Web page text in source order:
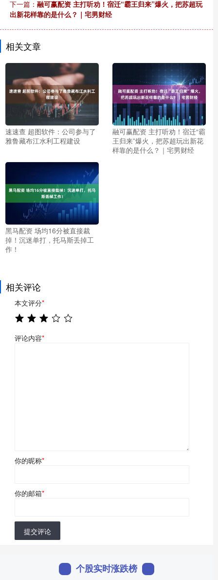
下一篇： 融可赢配资 主打听劝！宿迁“霸王归来”爆火，把苏超玩
出新花样靠的是什么？｜宅男财经
相关文章
速速查 超图软件：公司参与了
雅鲁藏布江水利工程建设
融可赢配资 主打听劝！宿迁“霸
王归来”爆火，把苏超玩出新花
样靠的是什么？｜宅男财经
黑马配资 场均16分被直接裁
掉！沉迷单打，托马斯丢掉工
作！
相关评论
本文评分*
评论内容*
你的昵称*
你的邮箱*
提交评论
个股实时涨跌榜